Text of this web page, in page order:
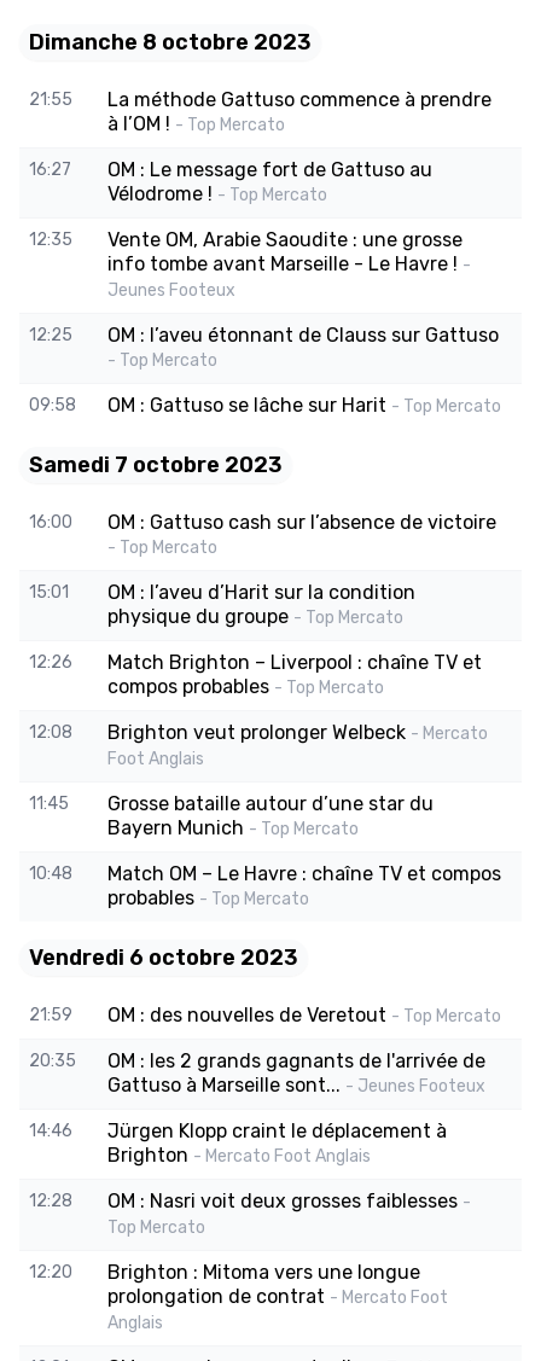
Dimanche 8 octobre 2023
21:55
La méthode Gattuso commence à prendre
à l’OM ! - Top Mercato
16:27
OM : Le message fort de Gattuso au
Vélodrome ! - Top Mercato
12:35
Vente OM, Arabie Saoudite : une grosse
info tombe avant Marseille - Le Havre ! -
Jeunes Footeux
12:25 OM : l’aveu étonnant de Clauss sur Gattuso
- Top Mercato
09:58 OM : Gattuso se lâche sur Harit - Top Mercato
Samedi 7 octobre 2023
16:00 OM : Gattuso cash sur l’absence de victoire
- Top Mercato
15:01
OM : l’aveu d’Harit sur la condition
physique du groupe - Top Mercato
12:26
Match Brighton – Liverpool : chaîne TV et
compos probables - Top Mercato
12:08 Brighton veut prolonger Welbeck - Mercato
Foot Anglais
11:45
Grosse bataille autour d’une star du
Bayern Munich - Top Mercato
10:48
Match OM – Le Havre : chaîne TV et compos
probables - Top Mercato
Vendredi 6 octobre 2023
21:59 OM : des nouvelles de Veretout - Top Mercato
20:35
OM : les 2 grands gagnants de l'arrivée de
Gattuso à Marseille sont... - Jeunes Footeux
14:46
Jürgen Klopp craint le déplacement à
Brighton - Mercato Foot Anglais
12:28 OM : Nasri voit deux grosses faiblesses -
Top Mercato
12:20
Brighton : Mitoma vers une longue
prolongation de contrat - Mercato Foot
Anglais